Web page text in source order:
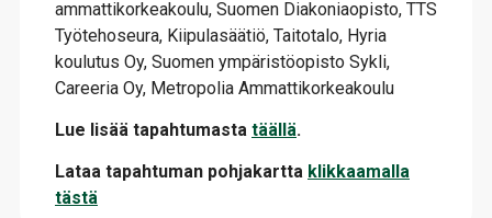
ammattikorkeakoulu, Suomen Diakoniaopisto, TTS
Työtehoseura, Kiipulasäätiö, Taitotalo, Hyria
koulutus Oy, Suomen ympäristöopisto Sykli,
Careeria Oy, Metropolia Ammattikorkeakoulu
Lue lisää tapahtumasta täällä.
Lataa tapahtuman pohjakartta klikkaamalla
tästä